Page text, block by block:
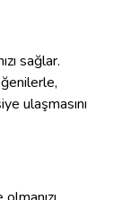
sağlar.
ulaşmasını